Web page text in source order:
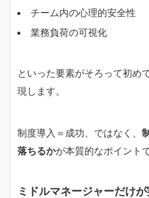
チーム内の心理的安全性
業務負荷の可視化
といった要素がそろって初め
現します。
制度導入＝成功、ではなく、
落ちるかが本質的なポイントで
ミドルマネージャーだけ